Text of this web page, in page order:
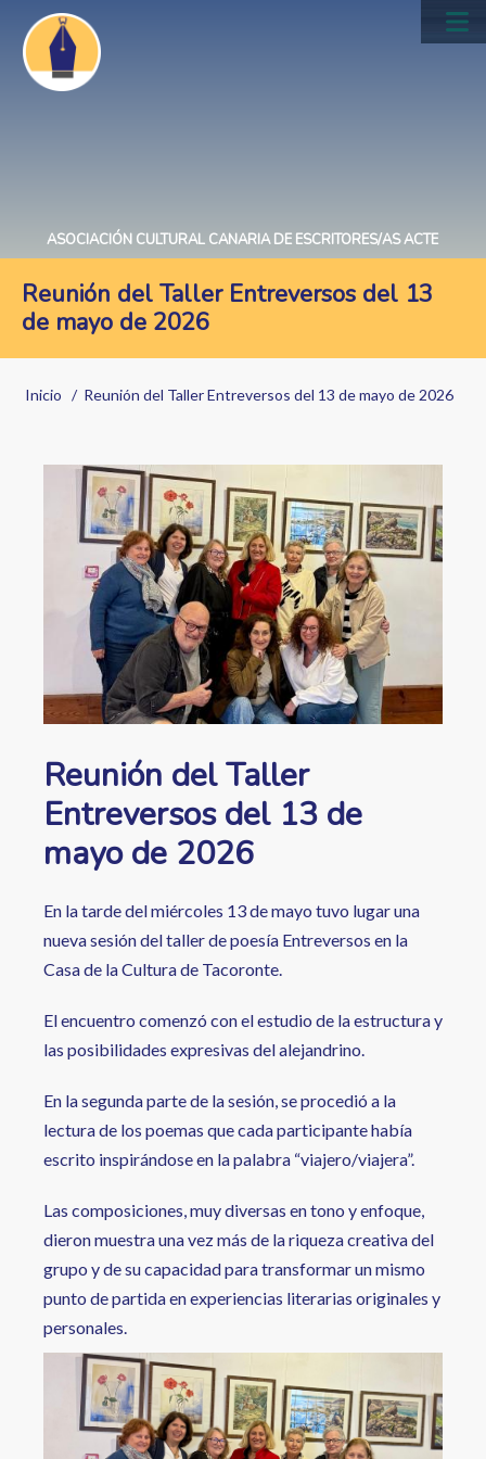
Pasar
contenido
principal
ASOCIACIÓN CULTURAL CANARIA DE ESCRITORES/AS ACTE
Reunión del Taller Entreversos del 13
de mayo de 2026
Sobrescribir
de
ayuda
navegación
Inicio Reunión del Taller Entreversos del 13 de mayo de 2026
Image
Reunión del Taller
Entreversos del 13 de
mayo de 2026
En la tarde del miércoles 13 de mayo tuvo lugar una
nueva sesión del taller de poesía Entreversos en la
Casa de la Cultura de Tacoronte.
El encuentro comenzó con el estudio de la estructura y
las posibilidades expresivas del alejandrino.
En la segunda parte de la sesión, se procedió a la
lectura de los poemas que cada participante había
escrito inspirándose en la palabra “viajero/viajera”.
Las composiciones, muy diversas en tono y enfoque,
dieron muestra una vez más de la riqueza creativa del
grupo y de su capacidad para transformar un mismo
punto de partida en experiencias literarias originales y
personales.